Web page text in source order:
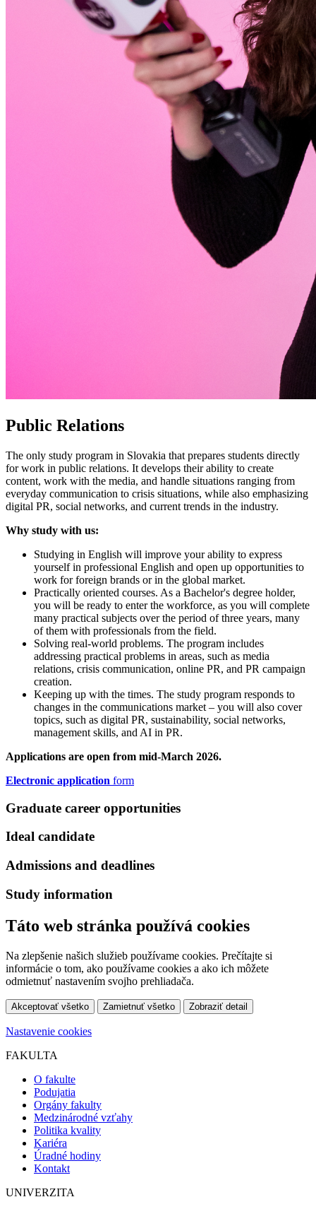
Public Relations
The only study program in Slovakia that prepares students directly
for work in public relations. It develops their ability to create
content, work with the media, and handle situations ranging from
everyday communication to crisis situations, while also emphasizing
digital PR, social networks, and current trends in the industry.
Why study with us:
Studying in English will improve your ability to express
yourself in professional English and open up opportunities to
work for foreign brands or in the global market.
Practically oriented courses. As a Bachelor's degree holder,
you will be ready to enter the workforce, as you will complete
many practical subjects over the period of three years, many
of them with professionals from the field.
Solving real-world problems. The program includes
addressing practical problems in areas, such as media
relations, crisis communication, online PR, and PR campaign
creation.
Keeping up with the times. The study program responds to
changes in the communications market – you will also cover
topics, such as digital PR, sustainability, social networks,
management skills, and AI in PR.
Applications are open from mid-March 2026.
Electronic application form
Graduate career opportunities
Ideal candidate
Admissions and deadlines
Study information
Táto web stránka používá cookies
Na zlepšenie našich služieb používame cookies. Prečítajte si
informácie o tom, ako používame cookies a ako ich môžete
odmietnuť nastavením svojho prehliadača.
Akceptovať všetko Zamietnuť všetko Zobraziť detail
Nastavenie cookies
FAKULTA
O fakulte
Podujatia
Orgány fakulty
Medzinárodné vzťahy
Politika kvality
Kariéra
Úradné hodiny
Kontakt
UNIVERZITA